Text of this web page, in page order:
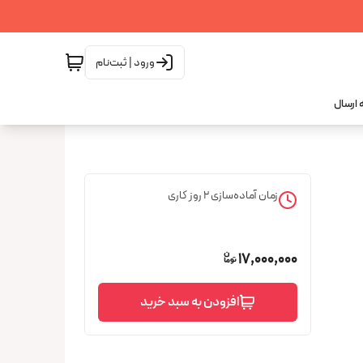
ورود | ثبت‌نام
ارسال
زمان آماده‌سازی2روز کاری
17,000,000
افزودن به سبد خرید